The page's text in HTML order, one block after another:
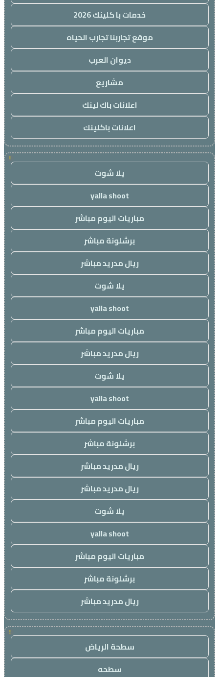
خدمات با كلينك 2026
موقع تجاربنا تجارب الحياه
ديوان العرب
مشاريع
اعلانات باك لينك
اعلانات باكلينك
!
يلا شوت
yalla shoot
مباريات اليوم مباشر
برشلونة مباشر
ريال مدريد مباشر
يلا شوت
yalla shoot
مباريات اليوم مباشر
ريال مدريد مباشر
يلا شوت
yalla shoot
مباريات اليوم مباشر
برشلونة مباشر
ريال مدريد مباشر
ريال مدريد مباشر
يلا شوت
yalla shoot
مباريات اليوم مباشر
برشلونة مباشر
ريال مدريد مباشر
!
سطحة الرياض
سطحه